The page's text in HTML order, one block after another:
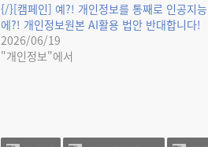
{/}[캠페인] 예?! 개인정보를 통째로 인공지능
에?! 개인정보원본 AI활용 법안 반대합니다!
2026/06/19
"개인정보"에서